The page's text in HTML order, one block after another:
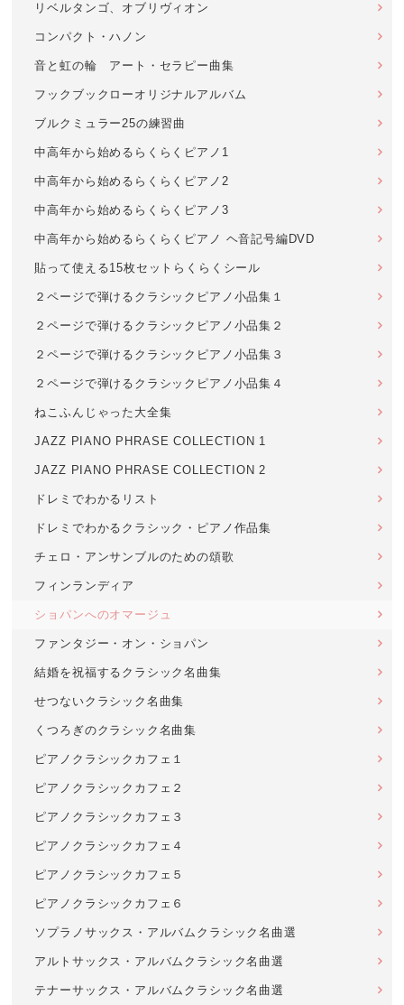
リベルタンゴ、オブリヴィオン
コンパクト・ハノン
音と虹の輪 アート・セラピー曲集
フックブックローオリジナルアルバム
ブルクミュラー25の練習曲
中高年から始めるらくらくピアノ1
中高年から始めるらくらくピアノ2
中高年から始めるらくらくピアノ3
中高年から始めるらくらくピアノ ヘ音記号編DVD
貼って使える15枚セットらくらくシール
２ページで弾けるクラシックピアノ小品集１
２ページで弾けるクラシックピアノ小品集２
２ページで弾けるクラシックピアノ小品集３
２ページで弾けるクラシックピアノ小品集４
ねこふんじゃった大全集
JAZZ PIANO PHRASE COLLECTION 1
JAZZ PIANO PHRASE COLLECTION 2
ドレミでわかるリスト
ドレミでわかるクラシック・ピアノ作品集
チェロ・アンサンブルのための頌歌
フィンランディア
ショパンへのオマージュ
ファンタジー・オン・ショパン
結婚を祝福するクラシック名曲集
せつないクラシック名曲集
くつろぎのクラシック名曲集
ピアノクラシックカフェ１
ピアノクラシックカフェ２
ピアノクラシックカフェ３
ピアノクラシックカフェ４
ピアノクラシックカフェ５
ピアノクラシックカフェ６
ソプラノサックス・アルバムクラシック名曲選
アルトサックス・アルバムクラシック名曲選
テナーサックス・アルバムクラシック名曲選